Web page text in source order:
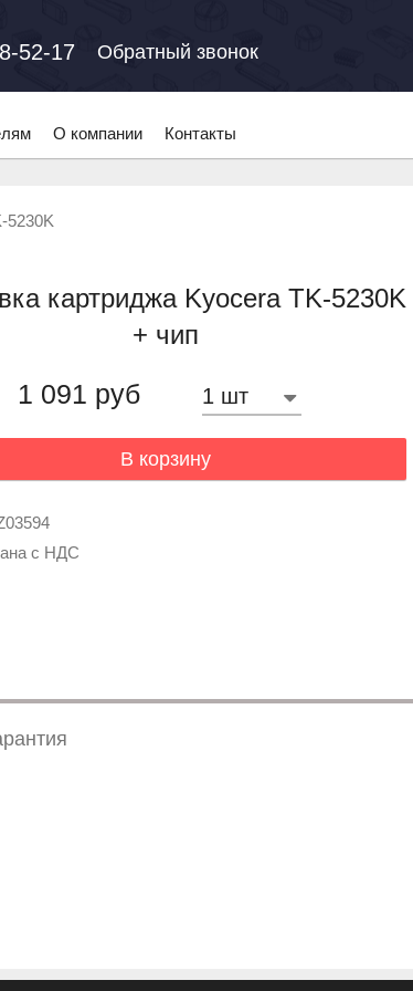
52-17 Обратный звонок
О компании Контакты
5230K
картриджа Kyocera TK-5230K
+ чип
1 091 руб
В корзину
с НДС